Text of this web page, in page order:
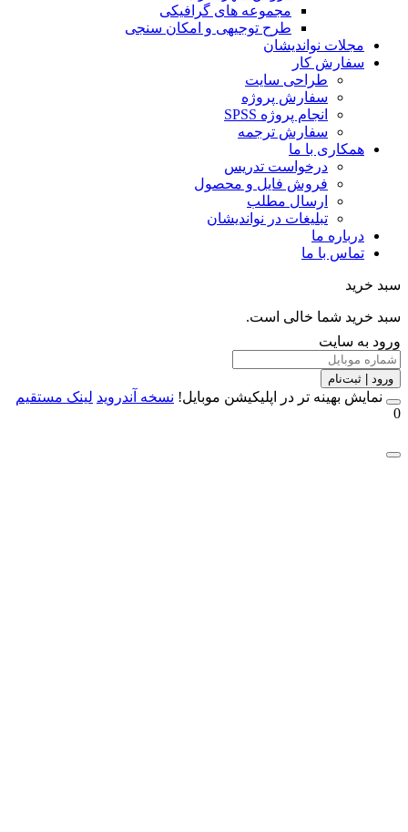
مجموعه های گرافیکی
طرح توجیهی و امکان سنجی
مجلات نواندیشان
سفارش کار
طراحی سایت
سفارش پروژه
انجام پروژه SPSS
سفارش ترجمه
همکاری با ما
درخواست تدریس
فروش فایل و محصول
ارسال مطلب
تبلیغات در نواندیشان
درباره ما
تماس با ما
خرید شما خالی است.
به سایت
| ثبت‌نام
بهینه تر در اپلیکیشن موبایل!نسخه آندروید لینک مستقیم